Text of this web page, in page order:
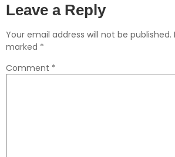
Leave a Reply
Your email address will not be published.
marked *
Comment *